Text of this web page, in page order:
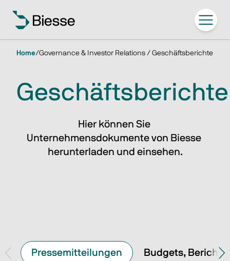
Home/Governance & Investor Relations / Geschäftsberichte
Geschäftsberichte
Hier können Sie
Unternehmensdokumente von Biesse
herunterladen und einsehen.
Pressemitteilungen Budgets,